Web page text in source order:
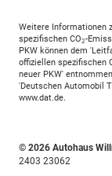
Weitere Informationen
spezifischen CO2-
PKW können dem
offiziellen spezifischen
neuer PKW'
'Deutschen Automobil
www.dat.de.
© 2026 Autohaus
2403 23062